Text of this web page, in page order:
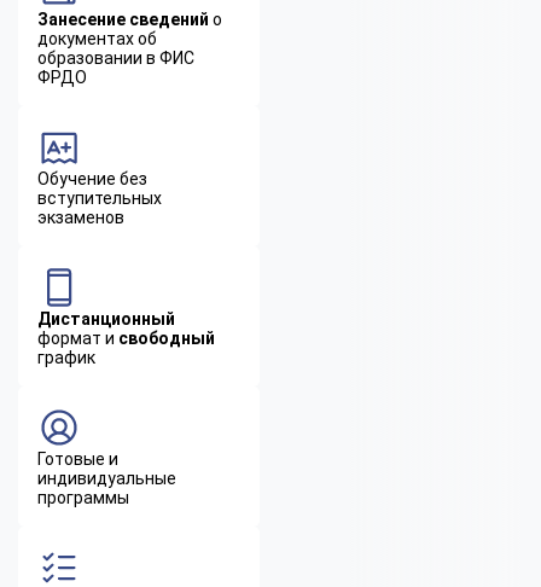
Занесение сведений о
документах об
образовании в ФИС
ФРДО
Обучение без
вступительных
экзаменов
Дистанционный
формат и свободный
график
Готовые и
индивидуальные
программы